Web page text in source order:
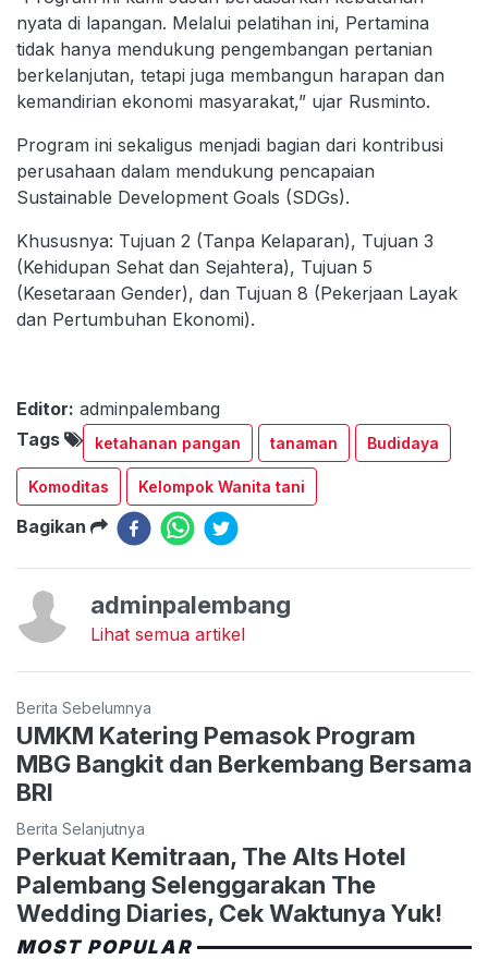
nyata di lapangan. Melalui pelatihan ini, Pertamina
tidak hanya mendukung pengembangan pertanian
berkelanjutan, tetapi juga membangun harapan dan
kemandirian ekonomi masyarakat,” ujar Rusminto.
Program ini sekaligus menjadi bagian dari kontribusi
perusahaan dalam mendukung pencapaian
Sustainable Development Goals (SDGs).
Khususnya: Tujuan 2 (Tanpa Kelaparan), Tujuan 3
(Kehidupan Sehat dan Sejahtera), Tujuan 5
(Kesetaraan Gender), dan Tujuan 8 (Pekerjaan Layak
dan Pertumbuhan Ekonomi).
Editor: adminpalembang
Tags
ketahanan pangan tanaman Budidaya
Komoditas Kelompok Wanita tani
Bagikan
adminpalembang
Lihat semua artikel
Berita Sebelumnya
UMKM Katering Pemasok Program
MBG Bangkit dan Berkembang Bersama
BRI
Berita Selanjutnya
Perkuat Kemitraan, The Alts Hotel
Palembang Selenggarakan The
Wedding Diaries, Cek Waktunya Yuk!
MOST POPULAR